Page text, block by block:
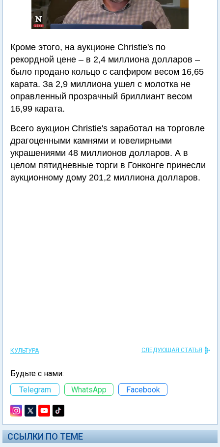
Кроме этого, на аукционе Christie's по
рекордной цене – в 2,4 миллиона долларов –
было продано кольцо с сапфиром весом 16,65
карата. За 2,9 миллиона ушел с молотка не
оправленный прозрачный бриллиант весом
16,99 карата.
Всего аукцион Christie's заработал на торговле
драгоценными камнями и ювелирными
украшениями 48 миллионов долларов. А в
целом пятидневные торги в Гонконге принесли
аукционному дому 201,2 миллиона долларов.
КУЛЬТУРА СЛЕДУЮЩАЯ СТАТЬЯ
Будьте с нами:
Telegram
WhatsApp Facebook
ССЫЛКИ ПО ТЕМЕ